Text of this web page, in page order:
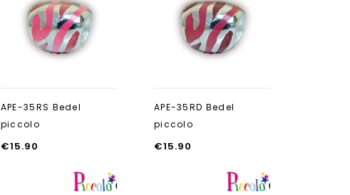
APE-35RS Bedel
piccolo
€15.90
APE-35RD Bedel
piccolo
€15.90